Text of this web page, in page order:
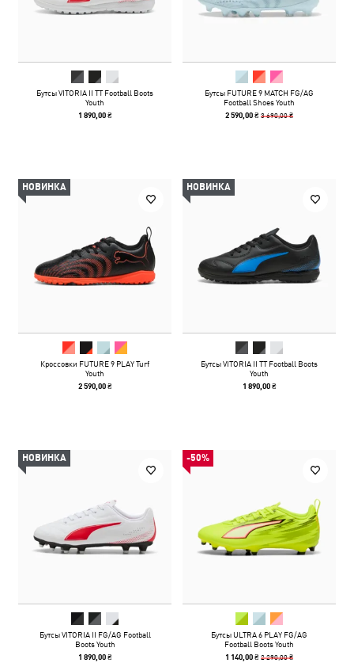
Бутсы VITORIA II TT Football Boots
Youth
1 890,00 ₴
Бутсы FUTURE 9 MATCH FG/AG
Football Shoes Youth
2 590,00 ₴3 690,00 ₴
НОВИНКА
Кроссовки FUTURE 9 PLAY Turf
Youth
2 590,00 ₴
НОВИНКА
Бутсы VITORIA II TT Football Boots
Youth
1 890,00 ₴
НОВИНКА
Бутсы VITORIA II FG/AG Football
Boots Youth
1 890,00 ₴
-50%
Бутсы ULTRA 6 PLAY FG/AG
Football Boots Youth
1 140,00 ₴2 290,00 ₴